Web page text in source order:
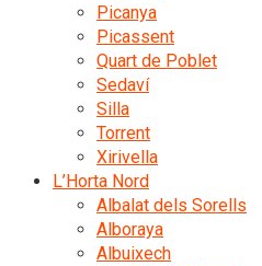
Picanya
Picassent
Quart de Poblet
Sedaví
Silla
Torrent
Xirivella
L’Horta Nord
Albalat dels Sorells
Alboraya
Albuixech